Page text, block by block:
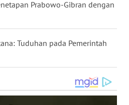
Prabowo-Gibran dengan
Tuduhan pada Pemerintah